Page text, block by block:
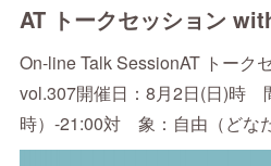
On-line Talk SessionAT トーク
vol.307開催日：8月2日(日)時
時）-21:00対 象：自由（どな